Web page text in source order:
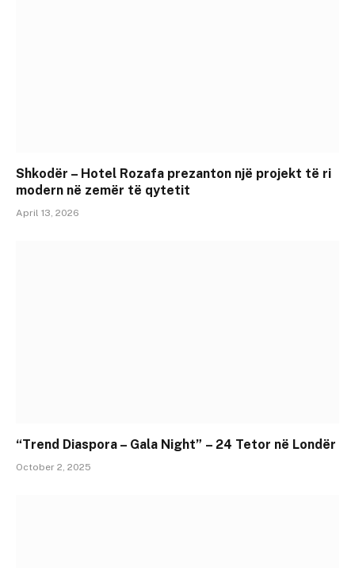
Shkodër – Hotel Rozafa prezanton një projekt të ri
modern në zemër të qytetit
April 13, 2026
“Trend Diaspora – Gala Night” – 24 Tetor në Londër
October 2, 2025